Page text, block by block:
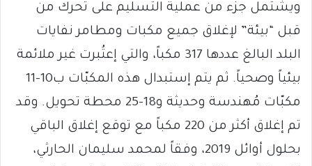
ويشتمل جزء من عملية التسليم على تحرك من
قبل “بيئة” لإغلاق جميع مكبات ومطامر نفايات
البلد البالغ عددها 317 مكباً، والتي إعتُبرت غير ملائمة
بيئياً وصحياً. ثم يتم إستبدال هذه المكبّات ب10-11
مكبّات مُهندسة وحديثة و18-25 محطة تحويل. وقد
تم إغلاق أكثر من 220 مكباً مع توقع إغلاق الباقي
بحلول أوائل 2019، وفقاً لمحمد سليمان الحارثي،